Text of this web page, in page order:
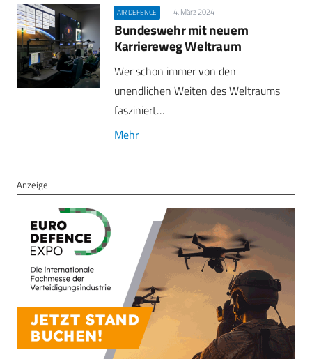
AIR DEFENCE 4. März 2024
Bundeswehr mit neuem
Karriereweg Weltraum
Wer schon immer von den
unendlichen Weiten des Weltraums
fasziniert…
Mehr
Anzeige